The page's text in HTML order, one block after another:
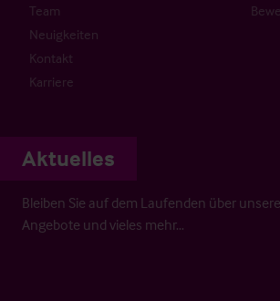
Team
Neuigkeiten
Kontakt
Karriere
Aktuelles
Bleiben Sie auf dem Laufenden über
Angebote und vieles mehr…